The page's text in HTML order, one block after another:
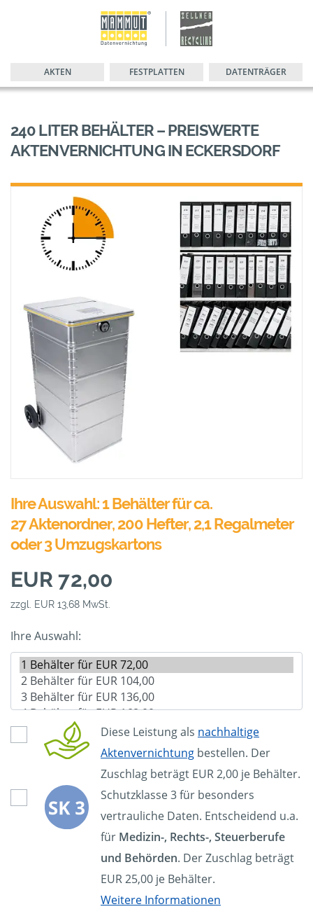
AKTEN FESTPLATTEN DATENTRÄGER
240 LITER BEHÄLTER – PREISWERTE
AKTENVERNICHTUNG IN ECKERSDORF
Ihre Auswahl: 1 Behälter für ca.
27 Aktenordner, 200 Hefter, 2,1 Regalmeter
oder 3 Umzugskartons
EUR 72,00
zzgl. EUR 13,68 MwSt.
Ihre Auswahl:
Diese Leistung als nachhaltige
Aktenvernichtung bestellen. Der
Zuschlag beträgt EUR 2,00 je Behälter.
Schutzklasse 3 für besonders
vertrauliche Daten. Entscheidend u.a.
für Medizin-, Rechts-, Steuerberufe
und Behörden. Der Zuschlag beträgt
EUR 25,00 je Behälter.
Weitere Informationen